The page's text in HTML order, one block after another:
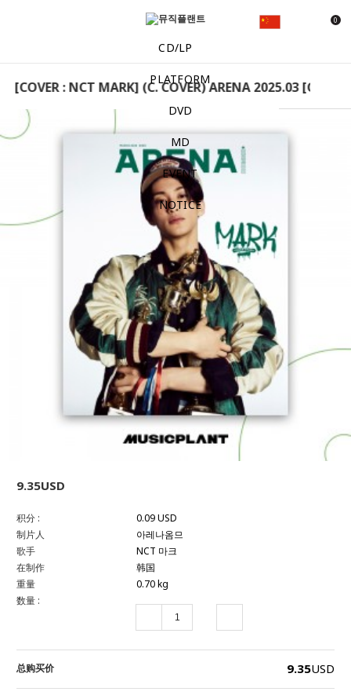
0
CD/LP
PLATFORM
DVD
MD
EVENT
NOTICE
[COVER : NCT MARK] (C. COVER) ARENA 2025.03
9.35USD
积分 :
0.09 USD
制片人
아레나옴므
歌手
NCT 마크
在制作
韩国
重量
0.70 kg
数量 :
总购买价 9.35USD